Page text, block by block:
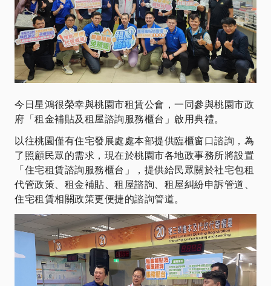
今日星鴻很榮幸與桃園市租賃公會，一同參與桃園市政
府「租金補貼及租屋諮詢服務櫃台」啟用典禮。
以往桃園僅有住宅發展處處本部提供臨櫃窗口諮詢，為
了照顧民眾的需求，現在於桃園市各地政事務所將設置
「住宅租賃諮詢服務櫃台」，提供給民眾關於社宅包租
代管政策、租金補貼、租屋諮詢、租屋糾紛申訴管道、
住宅租賃相關政策更便捷的諮詢管道。